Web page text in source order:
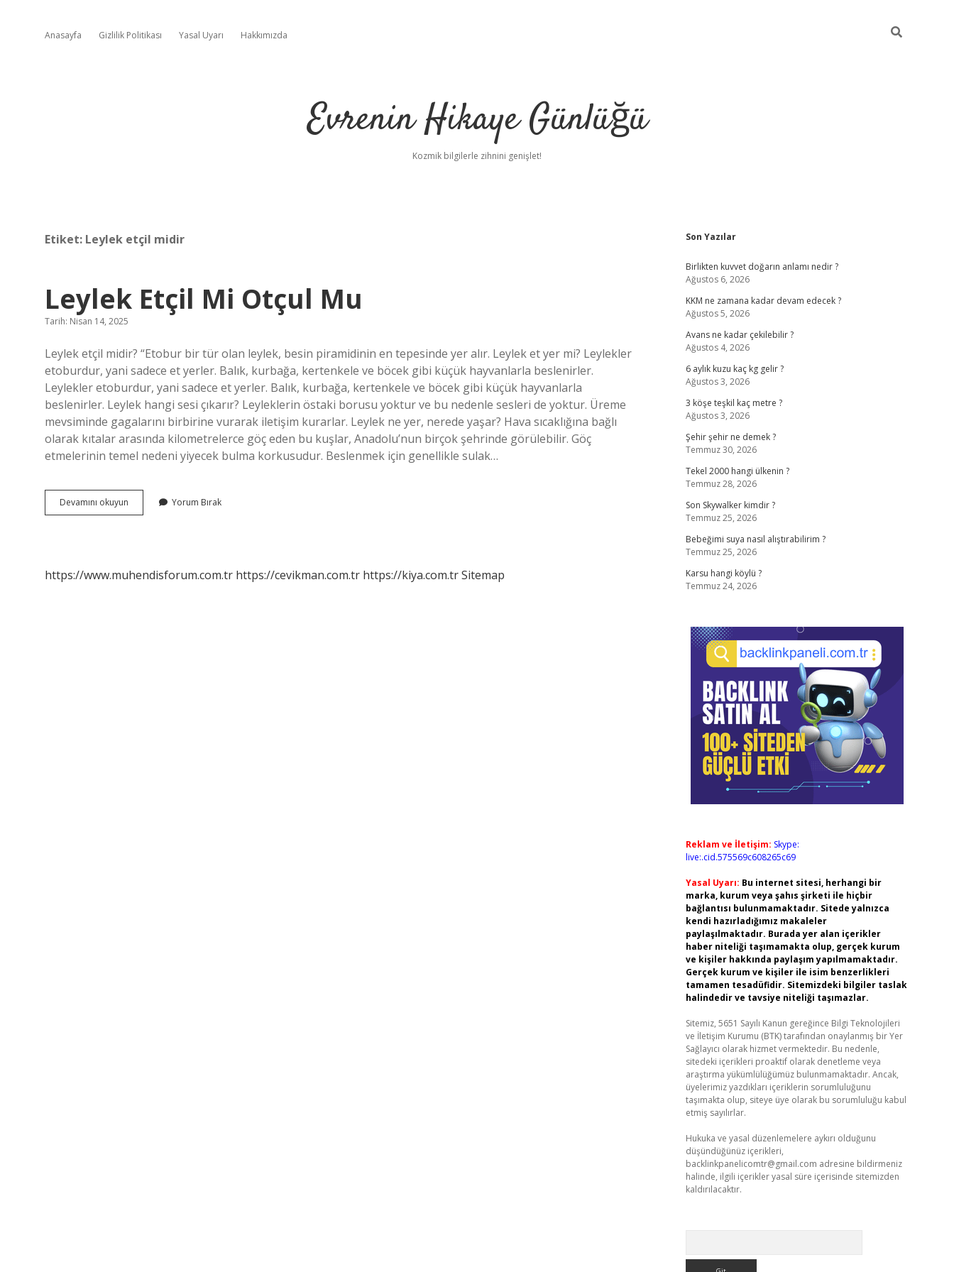
Anasayfa Gizlilik Politikası Yasal Uyarı Hakkımızda
Evrenin Hikaye Günlüğü
Kozmik bilgilerle zihnini genişlet!
Etiket: Leylek etçil midir
Leylek Etçil Mi Otçul Mu
Tarih: Nisan 14, 2025
Leylek etçil midir? “Etobur bir tür olan leylek, besin piramidinin en tepesinde yer alır. Leylek et yer mi? Leylekler
etoburdur, yani sadece et yerler. Balık, kurbağa, kertenkele ve böcek gibi küçük hayvanlarla beslenirler.
Leylekler etoburdur, yani sadece et yerler. Balık, kurbağa, kertenkele ve böcek gibi küçük hayvanlarla
beslenirler. Leylek hangi sesi çıkarır? Leyleklerin östaki borusu yoktur ve bu nedenle sesleri de yoktur. Üreme
mevsiminde gagalarını birbirine vurarak iletişim kurarlar. Leylek ne yer, nerede yaşar? Hava sıcaklığına bağlı
olarak kıtalar arasında kilometrelerce göç eden bu kuşlar, Anadolu’nun birçok şehrinde görülebilir. Göç
etmelerinin temel nedeni yiyecek bulma korkusudur. Beslenmek için genellikle sulak…
Devamını okuyun
Etçil
Yorum Bırak
https://www.muhendisforum.com.tr https://cevikman.com.tr https://kiya.com.trSitemap
Sidebar
Son Yazılar
Birlikten kuvvet doğarın anlamı nedir ?
Ağustos 6, 2026
KKM ne zamana kadar devam edecek ?
Ağustos 5, 2026
Avans ne kadar çekilebilir ?
Ağustos 4, 2026
6 aylık kuzu kaç kg gelir ?
Ağustos 3, 2026
3 köşe teşkil kaç metre ?
Ağustos 3, 2026
Şehir şehir ne demek ?
Temmuz 30, 2026
Tekel 2000 hangi ülkenin ?
Temmuz 28, 2026
Son Skywalker kimdir ?
Temmuz 25, 2026
Bebeğimi suya nasıl alıştırabilirim ?
Temmuz 25, 2026
Karsu hangi köylü ?
Temmuz 24, 2026
Reklam ve İletişim: Skype:
live:.cid.575569c608265c69
Yasal Uyarı: Bu internet sitesi, herhangi bir
marka, kurum veya şahıs şirketi ile hiçbir
bağlantısı bulunmamaktadır. Sitede yalnızca
kendi hazırladığımız makaleler
paylaşılmaktadır. Burada yer alan içerikler
haber niteliği taşımamakta olup, gerçek kurum
ve kişiler hakkında paylaşım yapılmamaktadır.
Gerçek kurum ve kişiler ile isim benzerlikleri
tamamen tesadüfidir. Sitemizdeki bilgiler taslak
halindedir ve tavsiye niteliği taşımazlar.
Sitemiz, 5651 Sayılı Kanun gereğince Bilgi Teknolojileri
ve İletişim Kurumu (BTK) tarafından onaylanmış bir Yer
Sağlayıcı olarak hizmet vermektedir. Bu nedenle,
sitedeki içerikleri proaktif olarak denetleme veya
araştırma yükümlülüğümüz bulunmamaktadır. Ancak,
üyelerimiz yazdıkları içeriklerin sorumluluğunu
taşımakta olup, siteye üye olarak bu sorumluluğu kabul
etmiş sayılırlar.
Hukuka ve yasal düzenlemelere aykırı olduğunu
düşündüğünüz içerikleri,
backlinkpanelicomtr@gmail.com adresine bildirmeniz
halinde, ilgili içerikler yasal süre içerisinde sitemizden
kaldırılacaktır.